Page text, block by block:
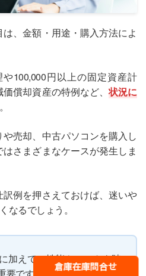
、金額・用途・購入方法によ
100,000円以上の固定資産計
償却資産の特例など、状況に
売却、中古パソコンを購入し
さまざまなケースが発生しま
例を押さえておけば、迷いや
なるでしょう。
加えて、性能やコストを踏